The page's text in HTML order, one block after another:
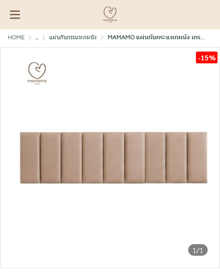
HOME ... แผ่นกันกระแทกผนัง MAMAMO แผ่นกันกระแทกผนัง เกรดพรีเมี่ยม หนา 3 cm.
1/1
-15%